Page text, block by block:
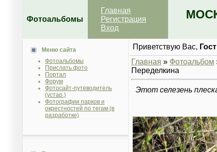
Фотоальбомы
Главная
Регистрация
Вход
Меню сайта
Фотоальбомы
Прислать фото
Портал
Форум
Фотосайт-путеводитель
(устар.)
Фотографии парков и
окрестностей по тегам (в
разработке)
Приветствую Вас,
Главная » Фотоальбом
Переделкина
Этот селезень